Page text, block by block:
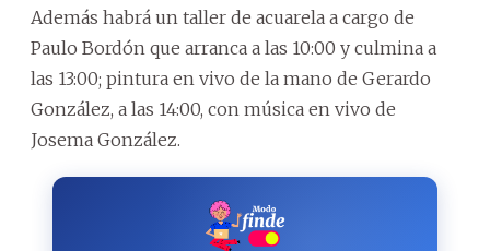
Además habrá un taller de acuarela a cargo de
Paulo Bordón que arranca a las 10:00 y culmina a
las 13:00; pintura en vivo de la mano de Gerardo
González, a las 14:00, con música en vivo de
Josema González.